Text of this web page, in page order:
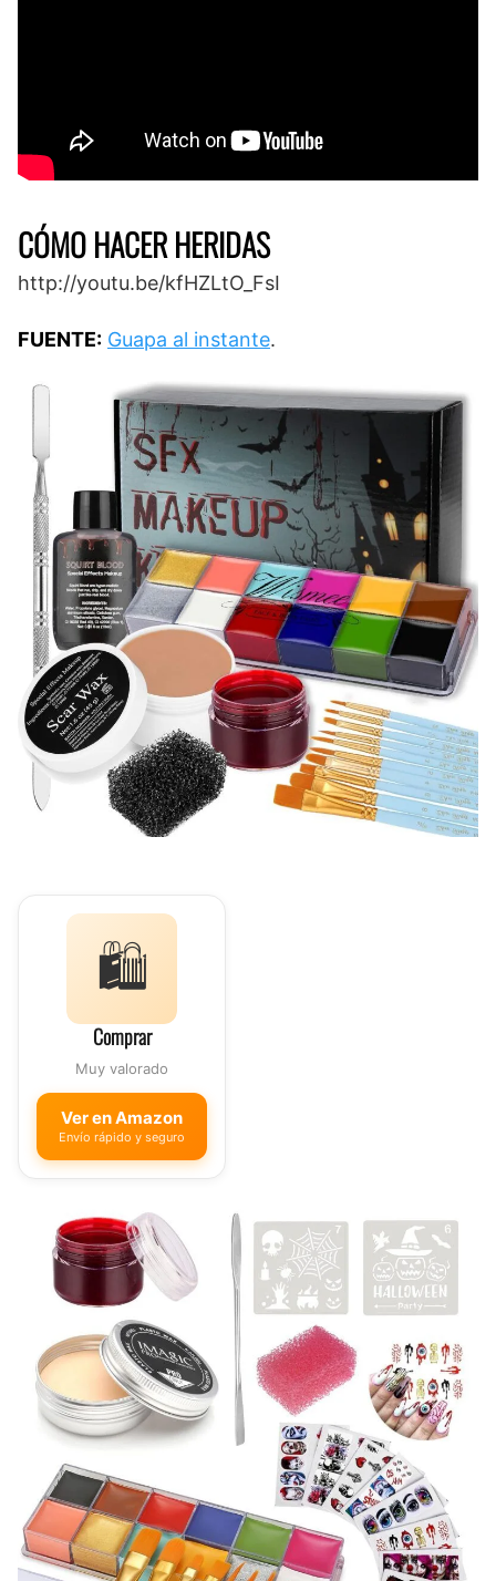
CÓMO HACER HERIDAS
http://youtu.be/kfHZLtO_FsI
FUENTE: Guapa al instante.
🛍️
Comprar
Muy valorado
Ver en Amazon
Envío rápido y seguro